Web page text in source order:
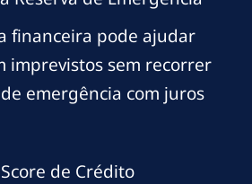
financeira pode ajudar
imprevistos sem recorrer
emergência com juros
de Crédito